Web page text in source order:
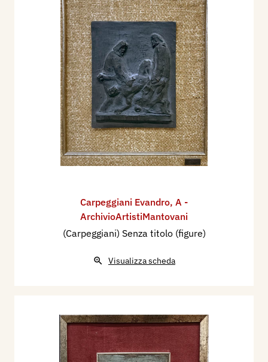
Carpeggiani Evandro, A -
ArchivioArtistiMantovani
(Carpeggiani) Senza titolo (figure)
Visualizza scheda